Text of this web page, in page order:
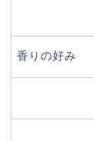
香りの好み